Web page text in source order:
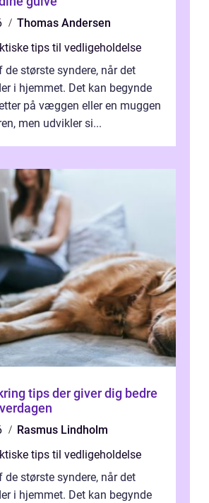
Thomas Andersen
tips til vedligeholdelse
de største syndere, når det
i hjemmet. Det kan begynde
på væggen eller en muggen
men udvikler si...
tips der giver dig bedre
Rasmus Lindholm
tips til vedligeholdelse
de største syndere, når det
i hjemmet. Det kan begynde